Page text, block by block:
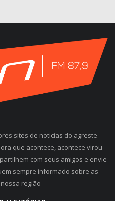
sites de noticias do agreste
que acontece, acontece virou
com seus amigos e envie
sempre informado sobre as
região